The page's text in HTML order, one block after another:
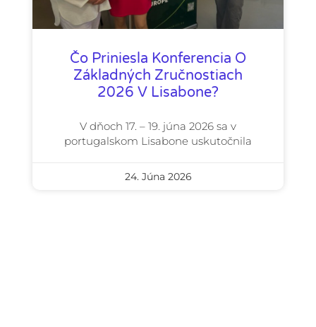
Čo Priniesla Konferencia O
Základných Zručnostiach
2026 V Lisabone?
V dňoch 17. – 19. júna 2026 sa v
portugalskom Lisabone uskutočnila
24. Júna 2026